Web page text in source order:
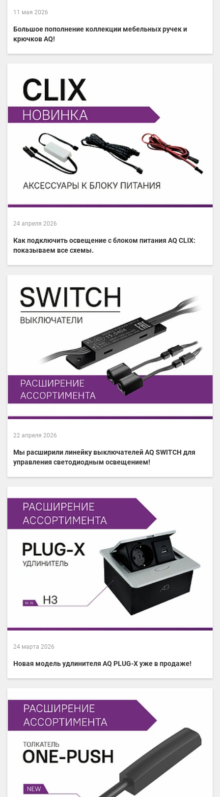
11 мая 2026
Большое пополнение коллекции мебельных ручек и
крючков AQ!
24 апреля 2026
Как подключить освещение с блоком питания AQ CLIX:
показываем все схемы.
22 апреля 2026
Мы расширили линейку выключателей AQ SWITCH для
управления светодиодным освещением!
24 марта 2026
Новая модель удлинителя AQ PLUG-X уже в продаже!